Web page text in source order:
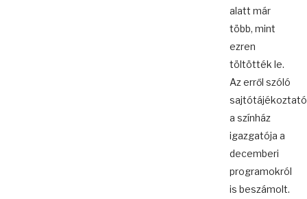
alatt már
több, mint
ezren
töltötték le.
Az erről szóló
a színház
igazgatója a
decemberi
programokról
is beszámolt.